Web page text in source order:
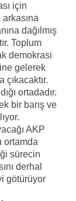
için
dağılmış
Toplum
demokrasi
gelerek
çıkacaktır.
ortadadır.
bir barış ve
AKP
ortamda
sürecin
derhal
götürüyor